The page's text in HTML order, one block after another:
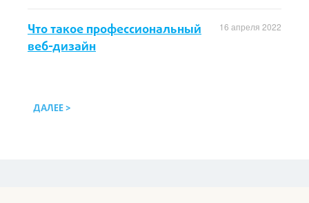
16 апреля 2022
Что такое профессиональный
веб-дизайн
ДАЛЕЕ >